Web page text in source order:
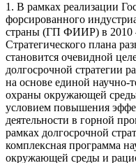
1. В рамках реализации
форсированного
страны (ГП ФИИР) в 2010
Стратегического плана
становится очевидной
долгосрочной стратегии
на основе единой научно-
охраны окружающей
условием повышения
деятельности в горной
рамках долгосрочной
комплексная программа
окружающей среды и